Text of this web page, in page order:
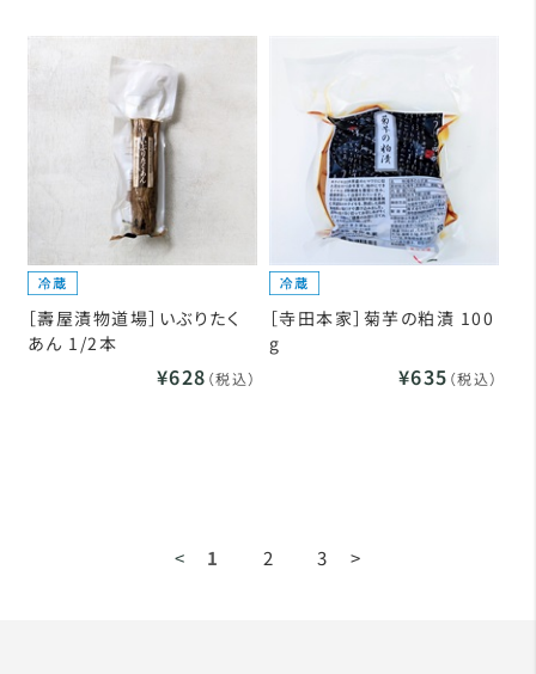
［壽屋漬物道場］いぶりたく
あん 1/2本
¥628 （税込）
［寺田本家］菊芋の粕漬 100
g
¥635 （税込）
< 1 2 3 >